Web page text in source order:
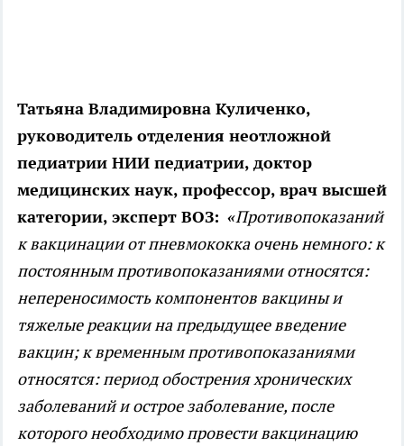
Татьяна Владимировна Куличенко,
руководитель отделения неотложной
педиатрии НИИ педиатрии, доктор
медицинских наук, профессор, врач высшей
категории, эксперт ВОЗ: «Противопоказаний
к вакцинации от пневмококка очень немного: к
постоянным противопоказаниями относятся:
непереносимость компонентов вакцины и
тяжелые реакции на предыдущее введение
вакцин; к временным противопоказаниями
относятся: период обострения хронических
заболеваний и острое заболевание, после
которого необходимо провести вакцинацию